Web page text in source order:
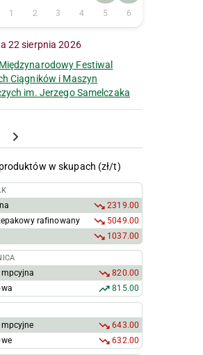
1 2 3 4 5 6
22 sierpnia 2026
Festiwal
Ciągników i Maszyn
im. Jerzego Samelczaka
w skupach (zł/t)
2319.00
rafinowany
5049.00
1037.00
820.00
815.00
643.00
632.00